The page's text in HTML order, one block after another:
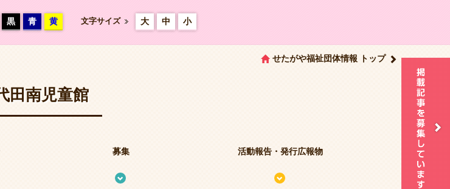
黒 青 黄 文字サイズ 大 中 小
せたがや福祉団体情報 トップ
田南児童館
募集 活動報告・発行広報物